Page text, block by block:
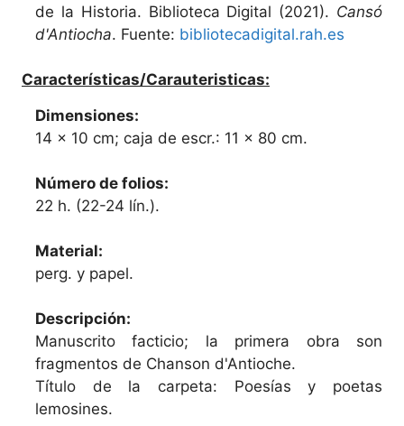
de la Historia. Biblioteca Digital (2021). Cansó
d'Antiocha. Fuente: bibliotecadigital.rah.es
Características/Carauteristicas:
Dimensiones:
14 x 10 cm; caja de escr.: 11 x 80 cm.
Número de folios:
22 h. (22-24 lín.).
Material:
perg. y papel.
Descripción:
Manuscrito facticio; la primera obra son
fragmentos de Chanson d'Antioche.
Título de la carpeta: Poesías y poetas
lemosines.